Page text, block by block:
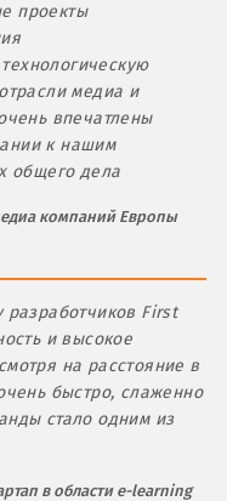
проекты
медиа и
впечатлены
к нашим
общего дела
компаний Европы
разработчиков First
и высокое
на расстояние в
быстро, слаженно
стало одним из
в области e-learning